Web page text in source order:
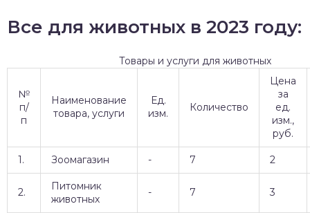
Все для животных в 2023 году:
Товары и услуги для животных
№
п/
п
Наименование
товара, услуги
Ед.
изм.
Количество
Цена
за
ед.
изм.,
руб.
1. Зоомагазин - 7 2
2.
Питомник
животных
- 7 3